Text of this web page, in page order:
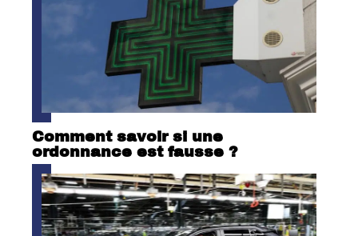
Comment savoir si une
ordonnance est fausse ?